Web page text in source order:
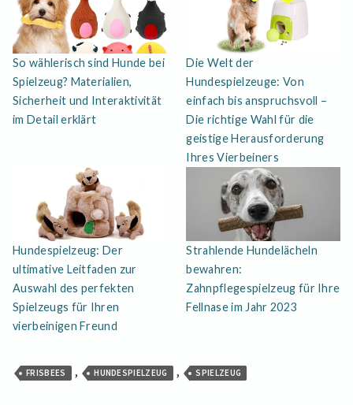
So wählerisch sind Hunde bei
Spielzeug? Materialien,
Sicherheit und Interaktivität
im Detail erklärt
Die Welt der
Hundespielzeuge: Von
einfach bis anspruchsvoll –
Die richtige Wahl für die
geistige Herausforderung
Ihres Vierbeiners
Hundespielzeug: Der
ultimative Leitfaden zur
Auswahl des perfekten
Spielzeugs für Ihren
vierbeinigen Freund
Strahlende Hundelächeln
bewahren:
Zahnpflegespielzeug für Ihre
Fellnase im Jahr 2023
FRISBEES , HUNDESPIELZEUG , SPIELZEUG